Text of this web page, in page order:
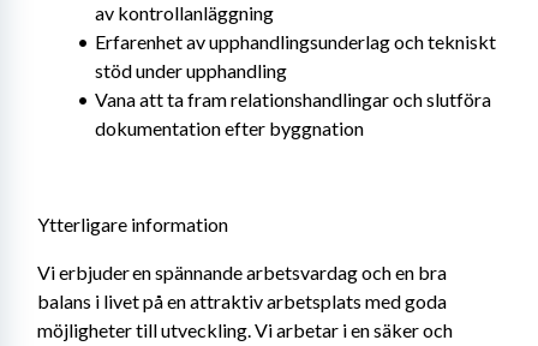
av kontrollanläggning
Erfarenhet av upphandlingsunderlag och tekniskt
stöd under upphandling
Vana att ta fram relationshandlingar och slutföra
dokumentation efter byggnation
Ytterligare information
Vi erbjuder en spännande arbetsvardag och en bra
balans i livet på en attraktiv arbetsplats med goda
möjligheter till utveckling. Vi arbetar i en säker och